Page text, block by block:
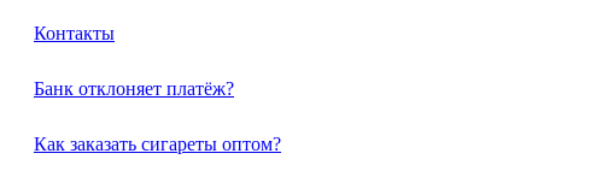
Контакты
Банк отклоняет платёж?
Как заказать сигареты оптом?